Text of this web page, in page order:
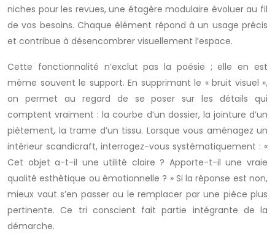
niches pour les revues, une étagère modulaire évoluer au fil
de vos besoins. Chaque élément répond à un usage précis
et contribue à désencombrer visuellement l’espace.
Cette fonctionnalité n’exclut pas la poésie ; elle en est
même souvent le support. En supprimant le « bruit visuel »,
on permet au regard de se poser sur les détails qui
comptent vraiment : la courbe d’un dossier, la jointure d’un
piètement, la trame d’un tissu. Lorsque vous aménagez un
intérieur scandicraft, interrogez-vous systématiquement : «
Cet objet a-t-il une utilité claire ? Apporte-t-il une vraie
qualité esthétique ou émotionnelle ? » Si la réponse est non,
mieux vaut s’en passer ou le remplacer par une pièce plus
pertinente. Ce tri conscient fait partie intégrante de la
démarche.